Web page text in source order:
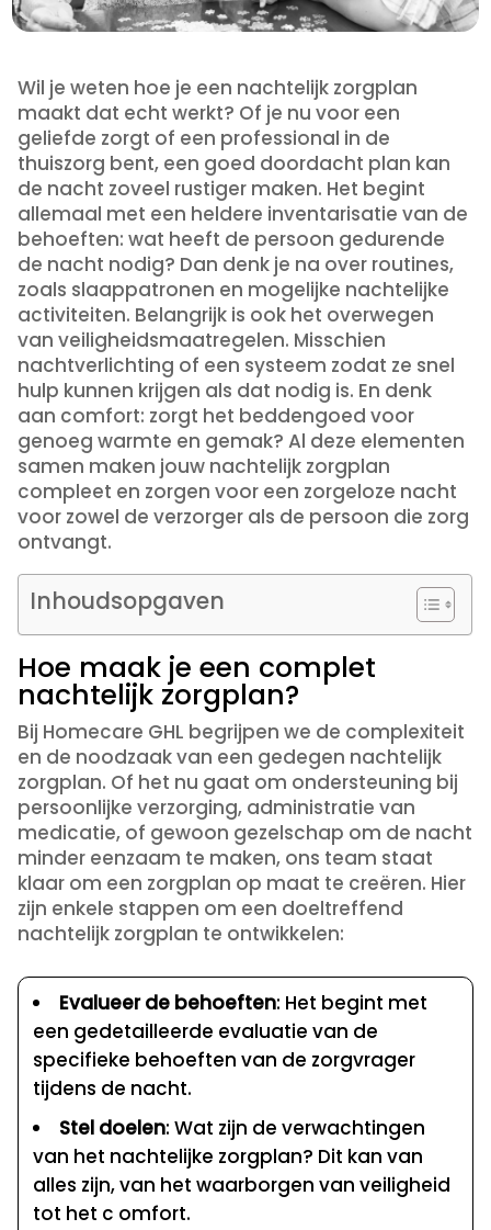
Wil je weten hoe je een nachtelijk zorgplan
maakt dat echt werkt? Of je nu voor een
geliefde zorgt of een professional in de
thuiszorg bent, een goed doordacht plan kan
de nacht zoveel rustiger maken. Het begint
allemaal met een heldere inventarisatie van de
behoeften: wat heeft de persoon gedurende
de nacht nodig? Dan denk je na over routines,
zoals slaappatronen en mogelijke nachtelijke
activiteiten. Belangrijk is ook het overwegen
van veiligheidsmaatregelen. Misschien
nachtverlichting of een systeem zodat ze snel
hulp kunnen krijgen als dat nodig is. En denk
aan comfort: zorgt het beddengoed voor
genoeg warmte en gemak? Al deze elementen
samen maken jouw nachtelijk zorgplan
compleet en zorgen voor een zorgeloze nacht
voor zowel de verzorger als de persoon die zorg
ontvangt.
Inhoudsopgaven
Hoe maak je een complet
nachtelijk zorgplan?
Bij Homecare GHL begrijpen we de complexiteit
en de noodzaak van een gedegen nachtelijk
zorgplan. Of het nu gaat om ondersteuning bij
persoonlijke verzorging, administratie van
medicatie, of gewoon gezelschap om de nacht
minder eenzaam te maken, ons team staat
klaar om een zorgplan op maat te creëren. Hier
zijn enkele stappen om een doeltreffend
nachtelijk zorgplan te ontwikkelen:
Evalueer de behoeften: Het begint met
een gedetailleerde evaluatie van de
specifieke behoeften van de zorgvrager
tijdens de nacht.
Stel doelen: Wat zijn de verwachtingen
van het nachtelijke zorgplan? Dit kan van
alles zijn, van het waarborgen van veiligheid
tot het c omfort.